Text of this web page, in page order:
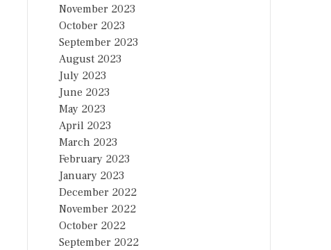
November 2023
October 2023
September 2023
August 2023
July 2023
June 2023
May 2023
April 2023
March 2023
February 2023
January 2023
December 2022
November 2022
October 2022
September 2022